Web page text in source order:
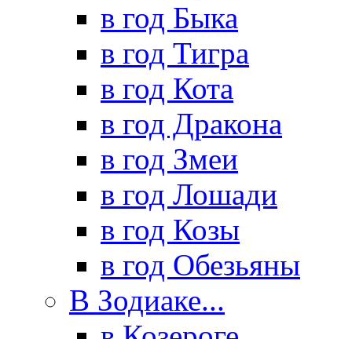
в год Быка
в год Тигра
в год Кота
в год Дракона
в год Змеи
в год Лошади
в год Козы
в год Обезьяны
В Зодиаке...